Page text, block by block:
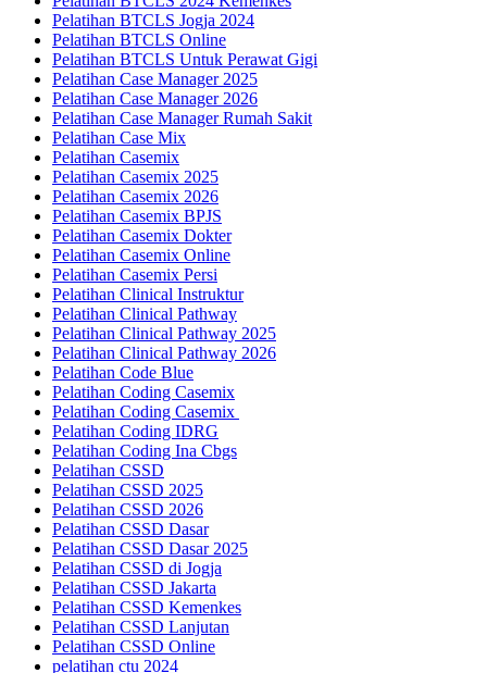
Pelatihan BTCLS Jogja 2024
Pelatihan BTCLS Online
Pelatihan BTCLS Untuk Perawat Gigi
Pelatihan Case Manager 2025
Pelatihan Case Manager 2026
Pelatihan Case Manager Rumah Sakit
Pelatihan Case Mix
Pelatihan Casemix
Pelatihan Casemix 2025
Pelatihan Casemix 2026
Pelatihan Casemix BPJS
Pelatihan Casemix Dokter
Pelatihan Casemix Online
Pelatihan Casemix Persi
Pelatihan Clinical Instruktur
Pelatihan Clinical Pathway
Pelatihan Clinical Pathway 2025
Pelatihan Clinical Pathway 2026
Pelatihan Code Blue
Pelatihan Coding Casemix
Pelatihan Coding Casemix
Pelatihan Coding IDRG
Pelatihan Coding Ina Cbgs
Pelatihan CSSD
Pelatihan CSSD 2025
Pelatihan CSSD 2026
Pelatihan CSSD Dasar
Pelatihan CSSD Dasar 2025
Pelatihan CSSD di Jogja
Pelatihan CSSD Jakarta
Pelatihan CSSD Kemenkes
Pelatihan CSSD Lanjutan
Pelatihan CSSD Online
pelatihan ctu 2024